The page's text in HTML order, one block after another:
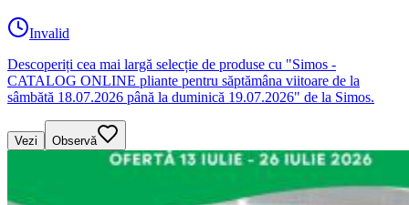
Invalid
Descoperiți cea mai largă selecție de produse cu "Simos -
CATALOG ONLINE pliante pentru săptămâna viitoare de la
sâmbătă 18.07.2026 până la duminică 19.07.2026" de la Simos.
Vezi Observă